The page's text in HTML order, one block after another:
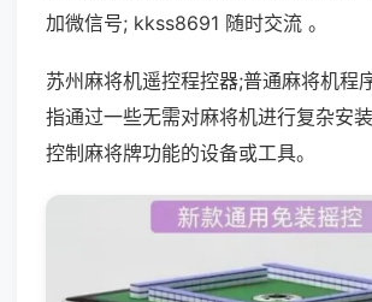
加微信号; kkss8691 随时交流 。
苏州麻将机遥控程控器;普通麻将机程
指通过一些无需对麻将机进行复杂安
控制麻将牌功能的设备或工具。